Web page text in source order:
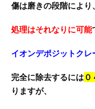
傷は磨きの段階により、
処理はそれなりに可能
イオンデポジットクレ
完全に除去するには
りますが、